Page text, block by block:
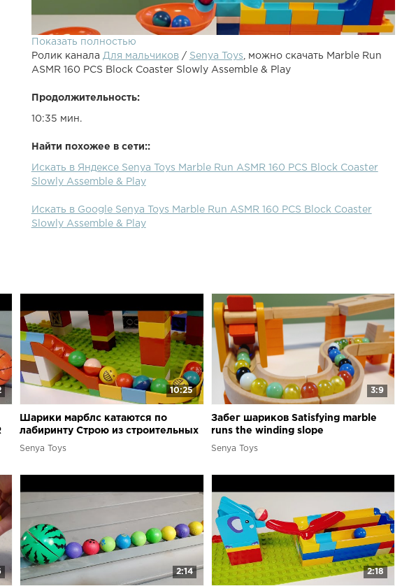
Показать полностью
Ролик канала Для мальчиков/ Senya Toys , можно скачать Marble Run
ASMR 160 PCS Block Coaster Slowly Assemble & Play
Продолжительность:
10:35 мин.
Найти похожее в сети::
Искать в Яндексе Senya Toys Marble Run ASMR 160 PCS Block Coaster
Slowly Assemble & Play
Искать в Google Senya Toys Marble Run ASMR 160 PCS Block Coaster
Slowly Assemble & Play
10:25
Шарики марблс катаются по
лабиринту Строю из строительных
блоков трассу для шариков Marble
Senya Toys
3:9
Забег шариков Satisfying marble
runs the winding slope
Senya Toys
2:14 2:18